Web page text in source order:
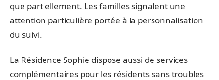
que partiellement. Les familles signalent une
attention particulière portée à la personnalisation
du suivi.
La Résidence Sophie dispose aussi de services
complémentaires pour les résidents sans troubles